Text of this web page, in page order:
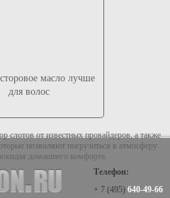
масло лучше
для волос
слотов от известных провайдеров, а также
позволяют погрузиться в атмосферу
домашнего комфорта.
Телефон:
+ 7 (495) 640-49-66